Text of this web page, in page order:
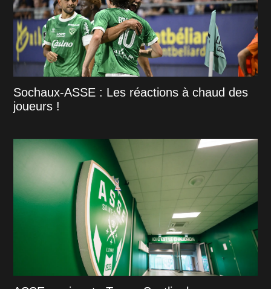
Sochaux-ASSE : Les réactions à chaud des
joueurs !